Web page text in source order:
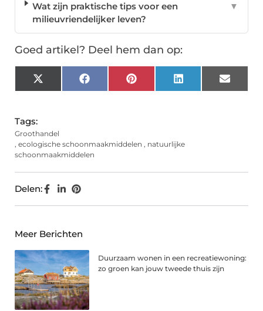
Wat zijn praktische tips voor een
milieuvriendelijker leven?
▼
Goed artikel? Deel hem dan op:
X
(Twitter)
FacebookPinterest LinkedIn Email
Tags:
Groothandel
, ecologische schoonmaakmiddelen , natuurlijke
schoonmaakmiddelen
Delen:
Meer Berichten
Duurzaam wonen in een recreatiewoning:
zo groen kan jouw tweede thuis zijn